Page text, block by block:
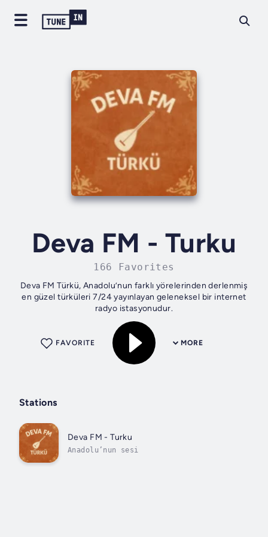
Deva FM - Turku
166 Favorites
Deva FM Türkü, Anadolu’nun farklı yörelerinden derlenmiş
en güzel türküleri 7/24 yayınlayan geleneksel bir internet
radyo istasyonudur.
MORE
FAVORITE
Stations
Deva FM - Turku
Anadolu’nun sesi